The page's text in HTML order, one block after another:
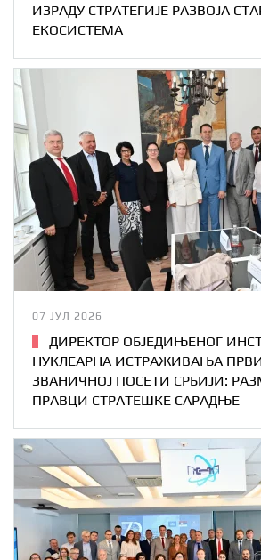
ИЗРАДУ СТРАТЕГИЈЕ РАЗВОЈА
ЕКОСИСТЕМА
07 ЈУЛ 2026
ДИРЕКТОР ОБЈЕДИЊЕНОГ
НУКЛЕАРНА ИСТРАЖИВАЊА
ЗВАНИЧНОЈ ПОСЕТИ СРБИЈИ:
ПРАВЦИ СТРАТЕШКЕ САРАДЊЕ